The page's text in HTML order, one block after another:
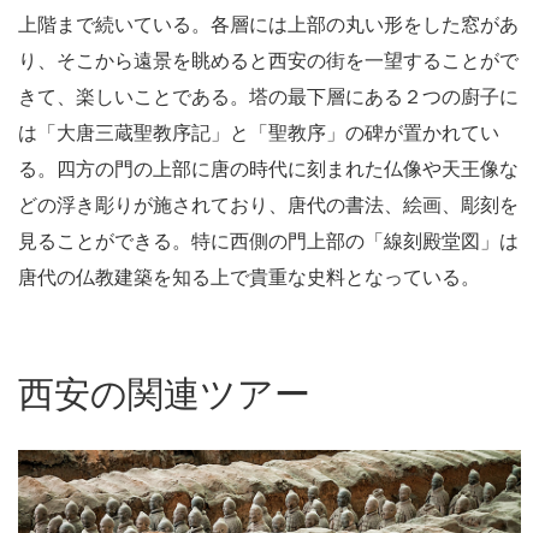
上階まで続いている。各層には上部の丸い形をした窓があ
り、そこから遠景を眺めると西安の街を一望することがで
きて、楽しいことである。塔の最下層にある２つの廚子に
は「大唐三蔵聖教序記」と「聖教序」の碑が置かれてい
る。四方の門の上部に唐の時代に刻まれた仏像や天王像な
どの浮き彫りが施されており、唐代の書法、絵画、彫刻を
見ることができる。特に西側の門上部の「線刻殿堂図」は
唐代の仏教建築を知る上で貴重な史料となっている。
西安の関連ツアー